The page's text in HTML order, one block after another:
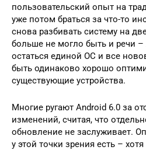
пользовательский опыт на
уже потом браться за что-то
снова разбивать систему на
больше не могло быть и речи
остаться единой ОС и все
быть одинаково хорошо
существующие устройства.
Многие ругают Android 6.0 за
изменений, считая, что
обновление не заслуживает.
у этой точки зрения есть –